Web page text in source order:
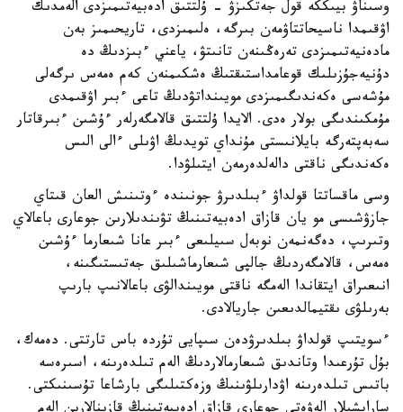
وسىناۋ بيىككە قول جەتكىزۋ - ۇلتتىق ادەبيەتىمىزدى الەمدىك
اۋقىمدا ناسيحاتتاۋمەن بىرگە، ەلىمىزدى، تاريحىمىز بەن
مادەنيەتىمىزدى تەرەڭىنەن تانىتۋ، ياعني ءبىزدىڭ دە
دۇنيەجۇزىلىك قوعامداستىقتىڭ ەشكىمنەن كەم ەمەس ىرگەلى
مۇشەسى ەكەندىگىمىزدى مويىنداتۋدىڭ تاعى ءبىر اۋقىمدى
مۇمكىندىگى بولار ەدى. الايدا ۇلتتىق قالامگەرلەر ءۇشىن ءبىرقاتار
سەبەپتەرگە بايلانىستى مۇنداي تويدىڭ اۋىلى ءالى الىس
ەكەندىگى ناقتى دالەلدەرمەن ايتىلۋدا.
وسى ماقساتتا قولداۋ ءبىلدىرۋ جونىندە ءوتىنىش العان قىتاي
جازۋشىسى مو يان قازاق ادەبيەتىنىڭ تۋىندىلارىن جوعارى باعالاي
وتىرىپ، دەگەنمەن نوبەل سىيلىعى ءبىر عانا شىعارما ءۇشىن
ەمەس، قالامگەردىڭ جالپى شىعارماشىلىق جەتىستىگىنە،
انىعىراق ايتقاندا الەمگە ناقتى مويىندالۋى باعالانىپ بارىپ
بەرىلۋى ىقتيمالدىعىن جاريالادى.
ءسويتىپ قولداۋ بىلدىرۋدەن سىپايى تۇردە باس تارتتى. دەمەك،
بۇل تۇرعىدا وتاندىق شىعارمالاردىڭ الەم تىلدەرىنە، اسىرەسە
باتىس تىلدەرىنە اۋدارىلۋىنىڭ وزەكتىلىگى بارشاعا تۇسىنىكتى.